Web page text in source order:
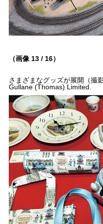
（画像 13 / 16）
さまざまなグッズが展開（撮
Gullane (Thomas) Limited.